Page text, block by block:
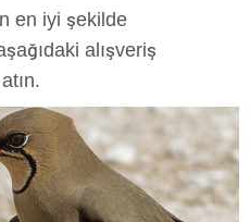
en iyi şekilde
alışveriş